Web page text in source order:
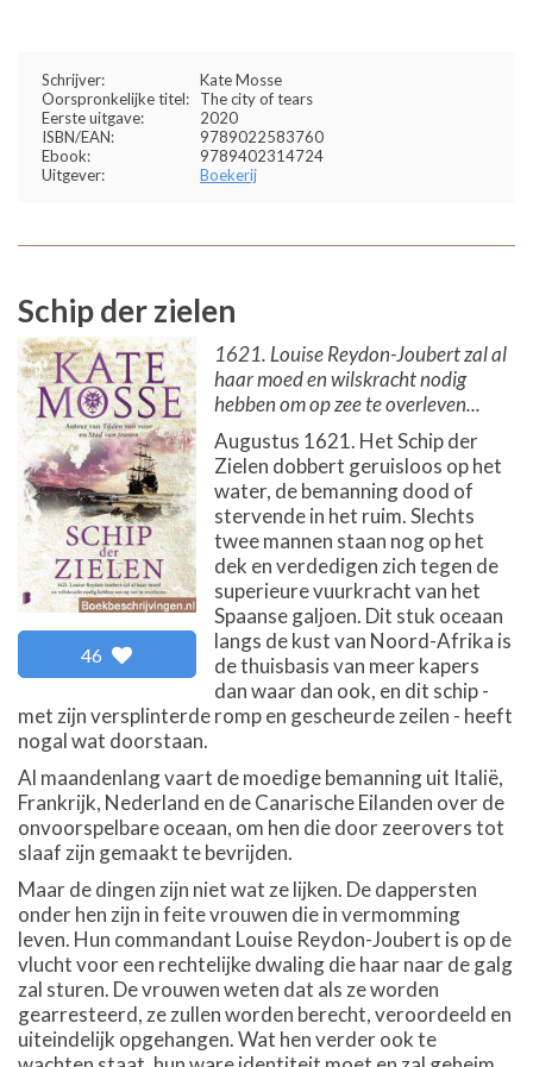
Schrijver:
Kate Mosse
Oorspronkelijke titel:
The city of tears
Eerste uitgave:
2020
ISBN/EAN:
9789022583760
Ebook:
9789402314724
Uitgever:
Boekerij
Schip der zielen
46
1621. Louise Reydon-Joubert zal al
haar moed en wilskracht nodig
hebben om op zee te overleven...
Augustus 1621. Het Schip der
Zielen dobbert geruisloos op het
water, de bemanning dood of
stervende in het ruim. Slechts
twee mannen staan nog op het
dek en verdedigen zich tegen de
superieure vuurkracht van het
Spaanse galjoen. Dit stuk oceaan
langs de kust van Noord-Afrika is
de thuisbasis van meer kapers
dan waar dan ook, en dit schip -
met zijn versplinterde romp en gescheurde zeilen - heeft
nogal wat doorstaan.
Al maandenlang vaart de moedige bemanning uit Italië,
Frankrijk, Nederland en de Canarische Eilanden over de
onvoorspelbare oceaan, om hen die door zeerovers tot
slaaf zijn gemaakt te bevrijden.
Maar de dingen zijn niet wat ze lijken. De dappersten
onder hen zijn in feite vrouwen die in vermomming
leven. Hun commandant Louise Reydon-Joubert is op de
vlucht voor een rechtelijke dwaling die haar naar de galg
zal sturen. De vrouwen weten dat als ze worden
gearresteerd, ze zullen worden berecht, veroordeeld en
uiteindelijk opgehangen. Wat hen verder ook te